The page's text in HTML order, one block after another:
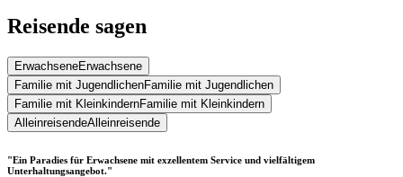
Reisende sagen
ErwachseneErwachsene
Familie mit JugendlichenFamilie mit Jugendlichen
Familie mit KleinkindernFamilie mit Kleinkindern
AlleinreisendeAlleinreisende
"Ein Paradies für Erwachsene mit exzellentem Service und vielfältigem
Unterhaltungsangebot."